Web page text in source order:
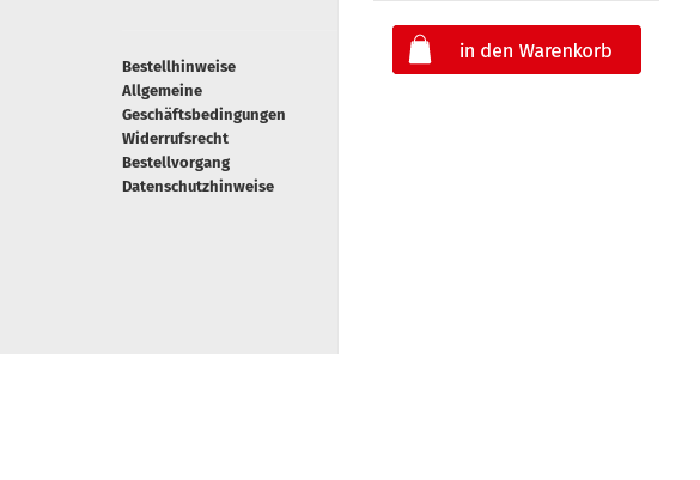
Bestellhinweise
Allgemeine
Geschäftsbedingungen
Widerrufsrecht
Bestellvorgang
Datenschutzhinweise